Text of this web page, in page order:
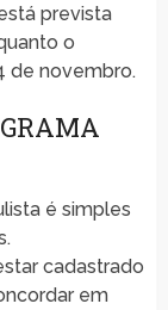
prevista
o
de novembro.
é simples
cadastrado
em